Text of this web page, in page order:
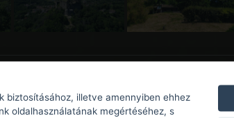
biztosításához, illetve amennyiben ehhez
oldalhasználatának megértéséhez, s